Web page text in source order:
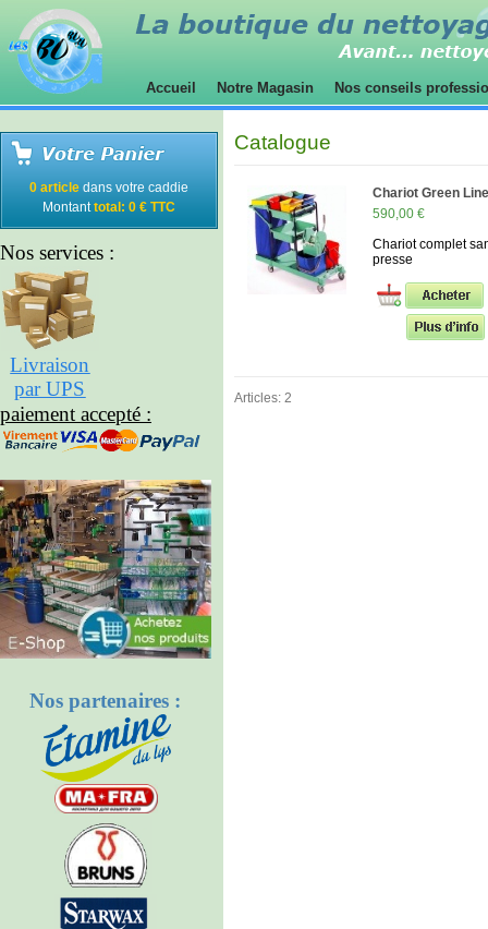
Accueil Notre Magasin Nos conseils
0 article dans votre caddie
Montanttotal: 0 € TTC
Nos services :
Livraison
par UPS
paiement accepté :
Nos partenaires :
Catalogue
Chariot Green
590,00 €
Chariot complet
presse
Articles: 2